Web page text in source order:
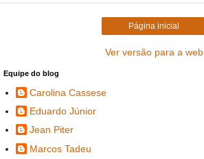
Página inicial
Ver versão para a web
Equipe do blog
Carolina Cassese
Eduardo Júnior
Jean Piter
Marcos Tadeu